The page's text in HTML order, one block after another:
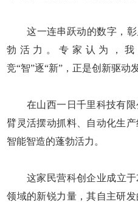
这一连串跃动的数字，彰
勃活力。专家认为，
竞“智”逐“新”，正是创新驱动
在山西一日千里科技有限
臂灵活摆动抓料、自动化生
智能智造的蓬勃活力。
这家民营科创企业成立于
领域的新锐力量，其自主研